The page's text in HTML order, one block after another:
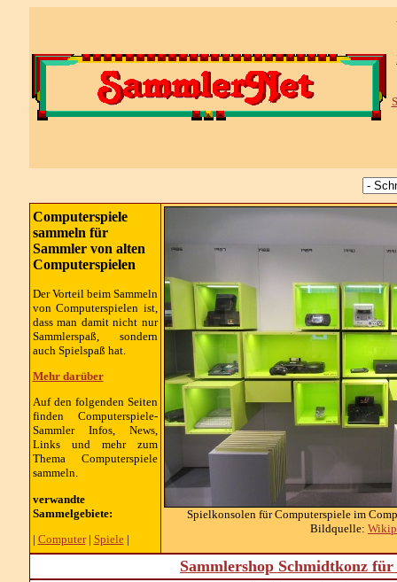
Computerspiele
sammeln für
Sammler von alten
Computerspielen
Der Vorteil beim Sammeln
von Computerspielen ist,
dass man damit nicht nur
Sammlerspaß, sondern
auch Spielspaß hat.
Mehr darüber
Auf den folgenden Seiten
finden Computerspiele-
Sammler Infos, News,
Links und mehr zum
Thema Computerspiele
sammeln.
verwandte
Sammelgebiete:
| Computer| Spiele|
Spielkonsolen für Computerspiele im
Bildquelle:
Sammlershop Schmidtkonz